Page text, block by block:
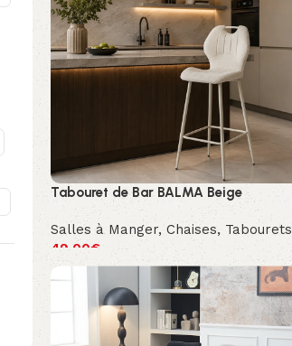
Tabouret de Bar BALMA Beige
Salles à Manger, Chaises, Tabourets
49.00€